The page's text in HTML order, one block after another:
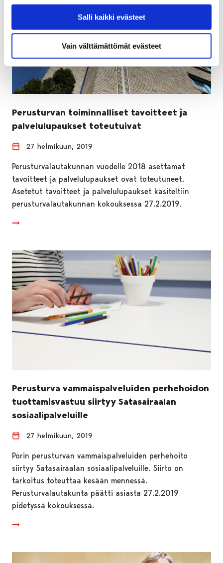
Salli kaikki evästeet
Vain välttämättömät evästeet
Perusturvan toiminnalliset tavoitteet ja
palvelulupaukset toteutuivat
27 helmikuun, 2019
Perusturvalautakunnan vuodelle 2018 asettamat
tavoitteet ja palvelulupaukset ovat toteutuneet.
Asetetut tavoitteet ja palvelulupaukset käsiteltiin
perusturvalautakunnan kokouksessa 27.2.2019.
Perusturva vammaispalveluiden perhehoidon
tuottamisvastuu siirtyy Satasairaalan
sosiaalipalveluille
27 helmikuun, 2019
Porin perusturvan vammaispalveluiden perhehoito
siirtyy Satasairaalan sosiaalipalveluille. Siirto on
tarkoitus toteuttaa kesään mennessä.
Perusturvalautakunta päätti asiasta 27.2.2019
pidetyssä kokouksessa.